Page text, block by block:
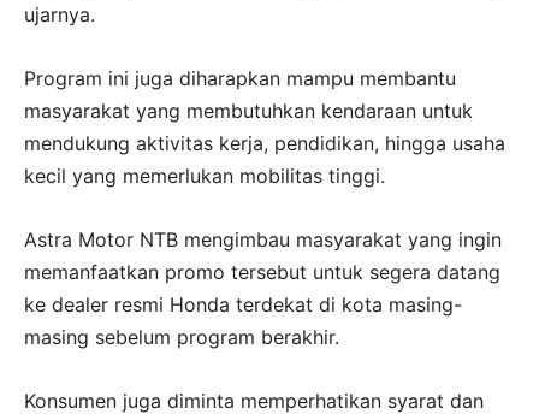
ujarnya.
Program ini juga diharapkan mampu membantu
masyarakat yang membutuhkan kendaraan untuk
mendukung aktivitas kerja, pendidikan, hingga usaha
kecil yang memerlukan mobilitas tinggi.
Astra Motor NTB mengimbau masyarakat yang ingin
memanfaatkan promo tersebut untuk segera datang
ke dealer resmi Honda terdekat di kota masing-
masing sebelum program berakhir.
Konsumen juga diminta memperhatikan syarat dan